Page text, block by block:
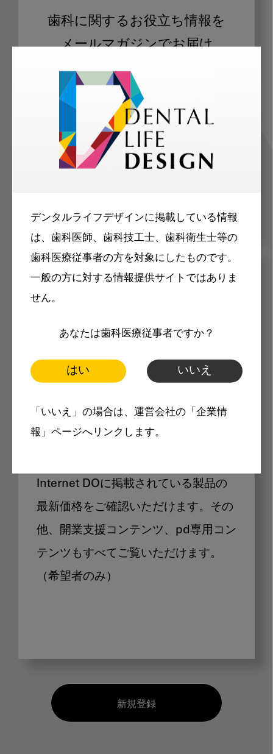
デンタルライフデザインに掲載している情報
は、歯科医師、歯科技工士、歯科衛生士等の
歯科医療従事者の方を対象にしたものです。
一般の方に対する情報提供サイトではありま
せん。
あなたは歯科医療従事者ですか？
はい いいえ
「いいえ」の場合は、運営会社の「企業情
報」ページへリンクします。
歯科に関するお役立ち情報を
メールマガジンでお届け
ご登録いただいた職種（歯科医師、歯
科衛生士、歯科技工士）に合わせた内
容のメールマガジンをお届けします。
メリット
製品価格も閲覧可能
Internet DOに掲載されている製品の
最新価格をご確認いただけます。その
他、開業支援コンテンツ、pd専用コン
テンツもすべてご覧いただけます。
（希望者のみ）
新規登録